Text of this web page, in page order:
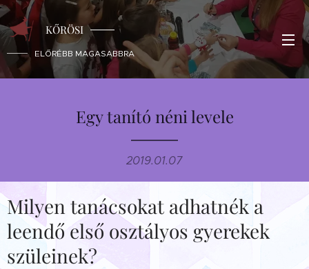
KŐRÖSI
ELŐRÉBB MAGASABBRA
Egy tanító néni levele
2019.01.07
Milyen tanácsokat adhatnék a
leendő első osztályos gyerekek
szüleinek?